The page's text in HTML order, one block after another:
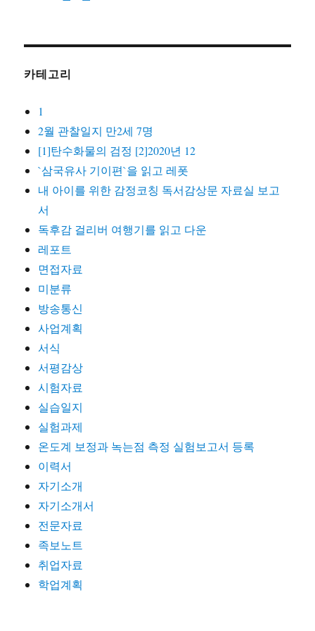
카테고리
1
2월 관찰일지 만2세 7명
[1]탄수화물의 검정 [2]2020년 12
`삼국유사 기이편`을 읽고 레폿
내 아이를 위한 감정코칭 독서감상문 자료실 보고
서
독후감 걸리버 여행기를 읽고 다운
레포트
면접자료
미분류
방송통신
사업계획
서식
서평감상
시험자료
실습일지
실험과제
온도계 보정과 녹는점 측정 실험보고서 등록
이력서
자기소개
자기소개서
전문자료
족보노트
취업자료
학업계획